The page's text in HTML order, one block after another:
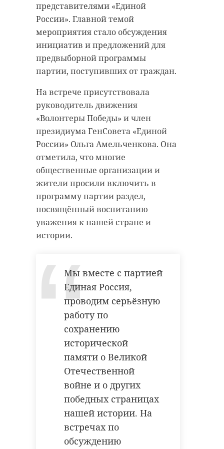
представителями «Единой
России». Главной темой
мероприятия стало обсуждения
инициатив и предложений для
предвыборной программы
партии, поступивших от граждан.
На встрече присутствовала
руководитель движения
«Волонтеры Победы» и член
президиума ГенСовета «Единой
России» Ольга Амельченкова. Она
отметила, что многие
общественные организации и
жители просили включить в
программу партии раздел,
посвящённый воспитанию
уважения к нашей стране и
истории.
Мы вместе с партией
Единая Россия,
проводим серьёзную
работу по
сохранению
исторической
памяти о Великой
Отечественной
войне и о других
победных страницах
нашей истории. На
встречах по
обсуждению